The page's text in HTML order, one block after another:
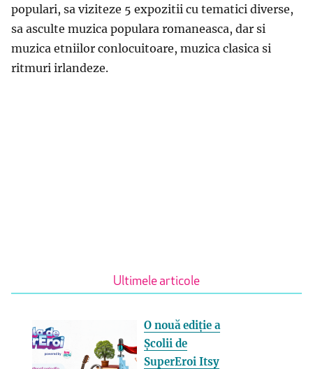
populari, sa viziteze 5 expozitii cu tematici diverse,
sa asculte muzica populara romaneasca, dar si
muzica etniilor conlocuitoare, muzica clasica si
ritmuri irlandeze.
Ultimele articole
O nouă ediție a
Școlii de
SuperEroi Itsy